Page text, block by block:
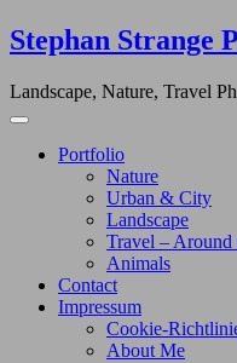
Skip
to
Stephan Strange
Landscape, Nature, Travel
Portfolio
Nature
Urban & City
Landscape
Travel – Around
Animals
Contact
Impressum
Cookie-
About Me